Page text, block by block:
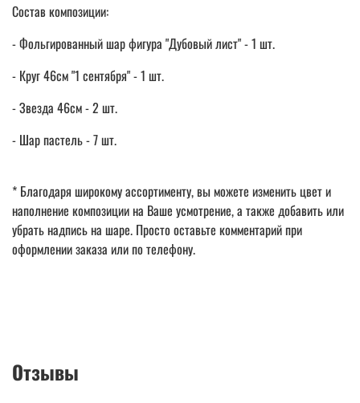
Состав композиции:
- Фольгированный шар фигура "Дубовый лист" - 1 шт.
- Круг 46см "1 сентября" - 1 шт.
- Звезда 46см - 2 шт.
- Шар пастель - 7 шт.
* Благодаря широкому ассортименту, вы можете изменить цвет и
наполнение композиции на Ваше усмотрение, а также добавить или
убрать надпись на шаре. Просто оставьте комментарий при
оформлении заказа или по телефону.
Отзывы